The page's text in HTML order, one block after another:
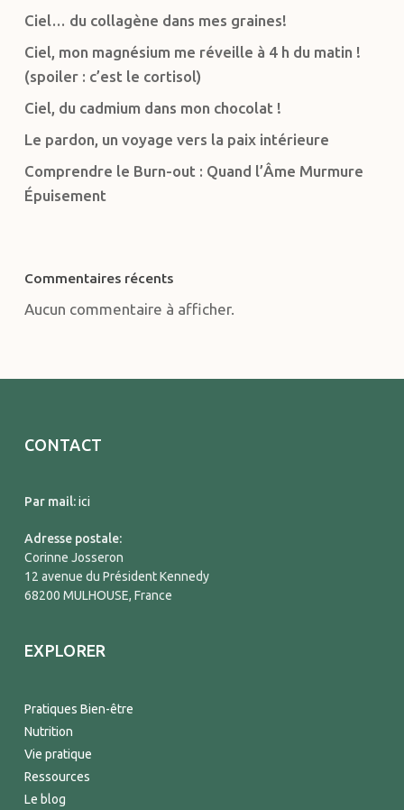
Ciel… du collagène dans mes graines!
Ciel, mon magnésium me réveille à 4 h du matin !
(spoiler : c’est le cortisol)
Ciel, du cadmium dans mon chocolat !
Le pardon, un voyage vers la paix intérieure
Comprendre le Burn-out : Quand l’Âme Murmure
Épuisement
Commentaires récents
Aucun commentaire à afficher.
CONTACT
Par mail:ici
Adresse postale:
Corinne Josseron
12 avenue du Président Kennedy
68200 MULHOUSE, France
EXPLORER
Pratiques Bien-être
Nutrition
Vie pratique
Ressources
Le blog